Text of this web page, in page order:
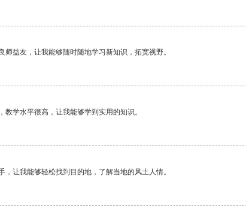
师益友，让我能够随时随地学习新知识，拓宽视野。
教学水平很高，让我能够学到实用的知识。
，让我能够轻松找到目的地，了解当地的风土人情。